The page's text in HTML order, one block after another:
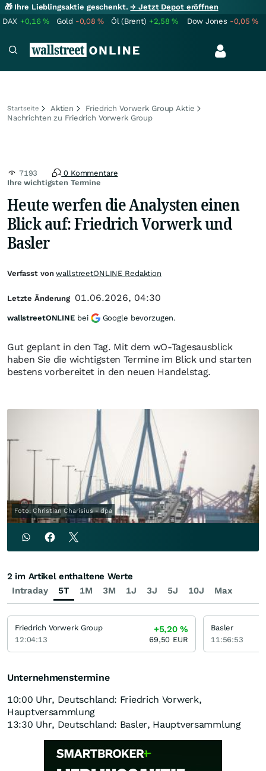
🎁 Ihre Lieblingsaktie geschenkt.→ Jetzt Depot eröffnen
DAX +0,16% Gold -0,08% Öl (Brent) +2,58% Dow Jones -0,05%
Startseite Aktien
Friedrich Vorwerk Group Aktie
Nachrichten zu Friedrich Vorwerk Group
Ihre wichtigsten Termine
7193 0 Kommentare
Heute werfen die Analysten einen
Blick auf: Friedrich Vorwerk und
Basler
Gut geplant in den Tag. Mit dem wO-Tagesausblick
haben Sie die wichtigsten Termine im Blick und starten
bestens vorbereitet in den neuen Handelstag.
Foto: Christian Charisius - dpa
Unternehmenstermine
10:00 Uhr, Deutschland: Friedrich Vorwerk,
Hauptversammlung
13:30 Uhr, Deutschland: Basler, Hauptversammlung
Verfasst vonwallstreetONLINE Redaktion
Letzte Änderung 01.06.2026, 04:30
wallstreetONLINE bei Google bevorzugen.
Intraday 5T 1M 3M 1J 3J 5J 10J Max
2 im Artikel enthaltene Werte
Friedrich Vorwerk Group
12:04:13
+5,20%
69,50 EUR
Basler
11:56:53